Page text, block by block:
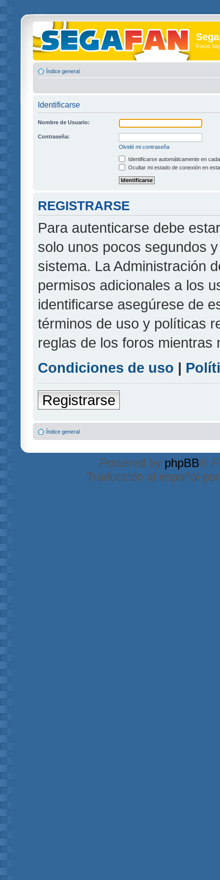
Foros
Índice general
Identificarse
Nombre de Usuario:
Contraseña:
Olvidé mi contraseña
Identificarse automáticamente en
Ocultar mi estado de conexión en
REGISTRARSE
Para autenticarse debe
solo unos pocos segundos
sistema. La Administración
permisos adicionales a los
identificarse asegúrese de
términos de uso y políticas
reglas de los foros mientras
Condiciones de uso |
Registrarse
Índice general
Powered by phpBB®
Traducción al español